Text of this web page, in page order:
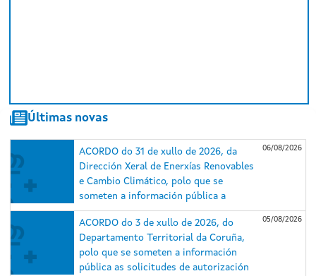
Últimas novas
ACORDO do 31 de xullo de 2026, da
Dirección Xeral de Enerxías Renovables
e Cambio Climático, polo que se
someten a información pública a
solicitude de autorización
administrativa previa e de construción
e o estudo de impacto ambiental (EsIA)
do proxecto do parque eólico
Repotenciación Serra da Loba e das
06/08/2026
ACORDO do 3 de xullo de 2026, do
Departamento Territorial da Coruña,
polo que se someten a información
pública as solicitudes de autorización
05/08/2026